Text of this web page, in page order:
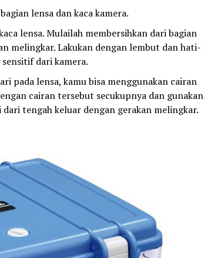
lensa dan kaca kamera.
lensa. Mulailah membersihkan dari bagian
melingkar. Lakukan dengan lembut dan hati-
dari kamera.
pada lensa, kamu bisa menggunakan cairan
cairan tersebut secukupnya dan gunakan
tengah keluar dengan gerakan melingkar.